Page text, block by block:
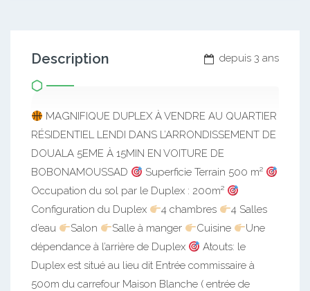
depuis 3 ans
Description
MAGNIFIQUE DUPLEX À VENDRE AU QUARTIER
RÉSIDENTIEL LENDI DANS L’ARRONDISSEMENT DE
DOUALA 5EME À 15MIN EN VOITURE DE
BOBONAMOUSSAD
Superficie Terrain 500 m²
Occupation du sol par le Duplex : 200m²
Configuration du Duplex
4 chambres
4 Salles
d’eau
Salon Salle à manger Cuisine
Une
dépendance à l’arrière de Duplex
Atouts: le
Duplex est situé au lieu dit Entrée commissaire à
500m du carrefour Maison Blanche ( entrée de